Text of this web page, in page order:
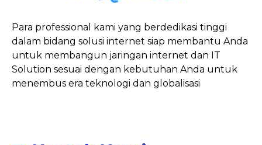
Para professional kami yang berdedikasi tinggi
dalam bidang solusi internet siap membantu Anda
untuk membangun jaringan internet dan IT
Solution sesuai dengan kebutuhan Anda untuk
menembus era teknologi dan globalisasi